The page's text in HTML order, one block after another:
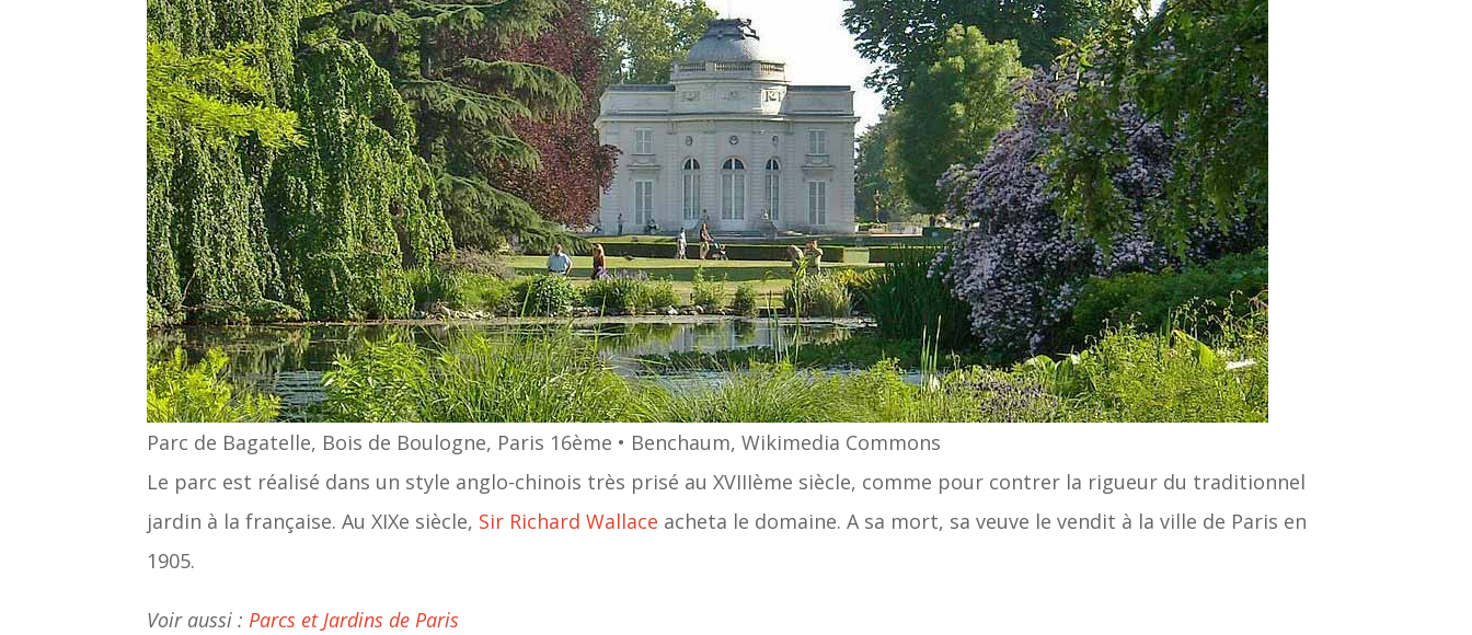
Parc de Bagatelle, Bois de Boulogne, Paris 16ème • Benchaum, Wikimedia Commons
Le parc est réalisé dans un style anglo-chinois très prisé au XVIIIème siècle, comme pour contrer la rigueur du traditionnel
jardin à la française. Au XIXe siècle, Sir Richard Wallace acheta le domaine. A sa mort, sa veuve le vendit à la ville de Paris en
1905.
Voir aussi :Parcs et Jardins de Paris